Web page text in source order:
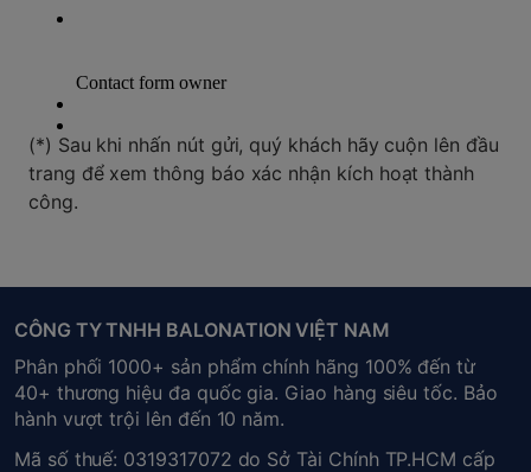
(*) Sau khi nhấn nút gửi, quý khách hãy cuộn lên đầu
trang để xem thông báo xác nhận kích hoạt thành
công.
CÔNG TY TNHH BALONATION VIỆT NAM
Phân phối 1000+ sản phẩm chính hãng 100% đến từ
40+ thương hiệu đa quốc gia. Giao hàng siêu tốc. Bảo
hành vượt trội lên đến 10 năm.
Mã số thuế: 0319317072 do Sở Tài Chính TP.HCM cấp